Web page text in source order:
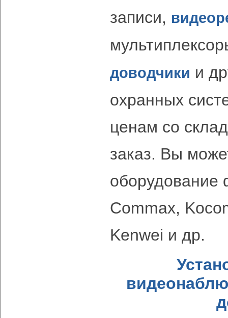
записи,
доводчики и
охранных
ценам со
заказ. Вы
оборудование
Commax,
Kenwei и др.